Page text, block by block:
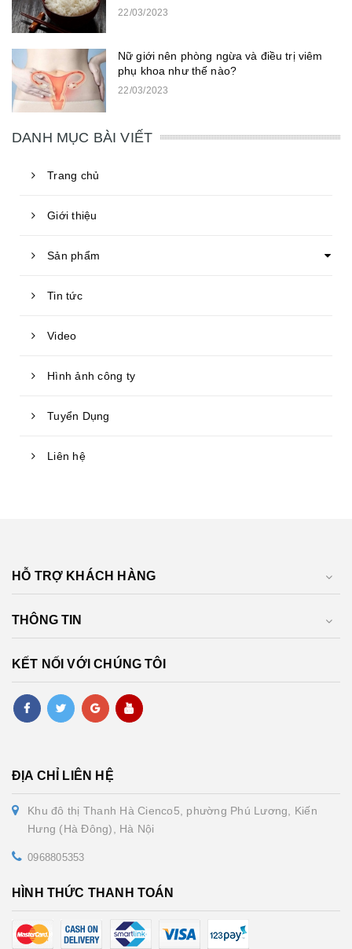
22/03/2023
Nữ giới nên phòng ngừa và điều trị viêm
phụ khoa như thế nào?
22/03/2023
DANH MỤC BÀI VIẾT
Trang chủ
Giới thiệu
Sản phẩm
Tin tức
Video
Hình ảnh công ty
Tuyển Dụng
Liên hệ
HỖ TRỢ KHÁCH HÀNG
THÔNG TIN
KẾT NỐI VỚI CHÚNG TÔI
ĐỊA CHỈ LIÊN HỆ
Khu đô thị Thanh Hà Cienco5, phường Phú Lương, Kiến
Hưng (Hà Đông), Hà Nội
0968805353
HÌNH THỨC THANH TOÁN